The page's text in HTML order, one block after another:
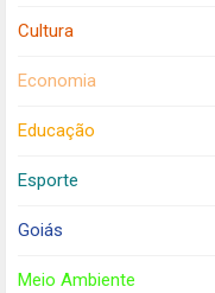
Cultura
Economia
Educação
Esporte
Goiás
Meio Ambiente